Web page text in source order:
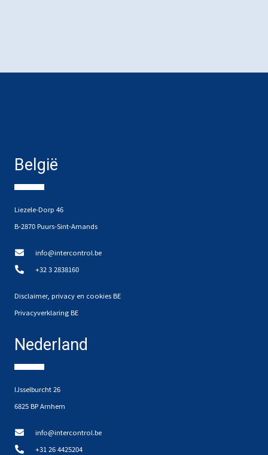
België
Liezele-Dorp 46
B-2870 Puurs-Sint-Amands
info@intercontrol.be
+32 3 2838160
Disclaimer, privacy en cookies BE
Privacyverklaring BE
Nederland
IJsselburcht 26
6825 BP Arnhem
info@intercontrol.be
+31 26 4425204